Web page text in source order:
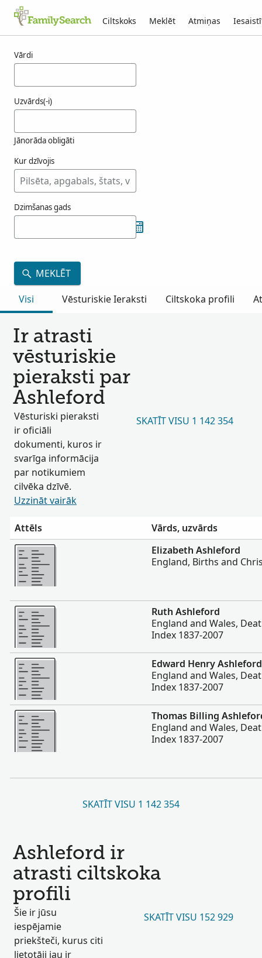
Ciltskoks Meklēt Atmiņas
Vārdi
Uzvārds(-i)
Jānorāda obligāti
Kur dzīvojis
Dzimšanas gads
MEKLĒT
Visi
Vēsturiskie Ieraksti Ciltskoka profili
Ir atrasti
vēsturiskie
pieraksti par
Ashleford
Vēsturiski pieraksti
ir oficiāli
dokumenti, kuros ir
svarīga informācija
par notikumiem
cilvēka dzīvē.
Uzzināt vairāk
SKATĪT VISU 1 142 354
Attēls
Vārds, uzvārds
Vairāk
Elizabeth Ashleford
England, Births and
Vairāk
Ruth Ashleford
England and Wales,
Index 1837-2007
Vairāk
Edward Henry Ashleford
England and Wales,
Index 1837-2007
Vairāk
Thomas Billing
England and Wales,
Index 1837-2007
SKATĪT VISU 1 142 354
Ashleford ir
atrasti ciltskoka
profili
Šie ir jūsu
iespējamie
priekšteči, kurus citi
lietotāji jau ir
SKATĪT VISU 152 929